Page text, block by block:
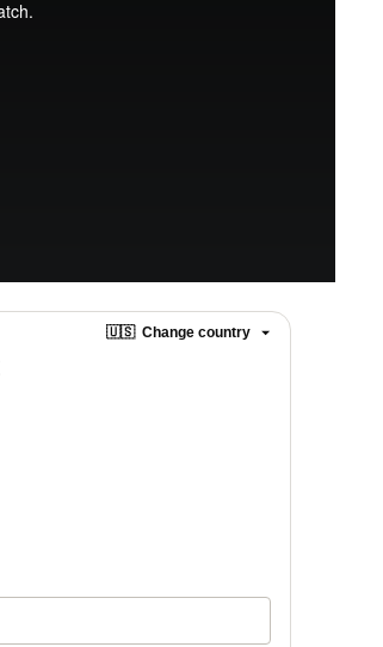
🇺🇸 Change country